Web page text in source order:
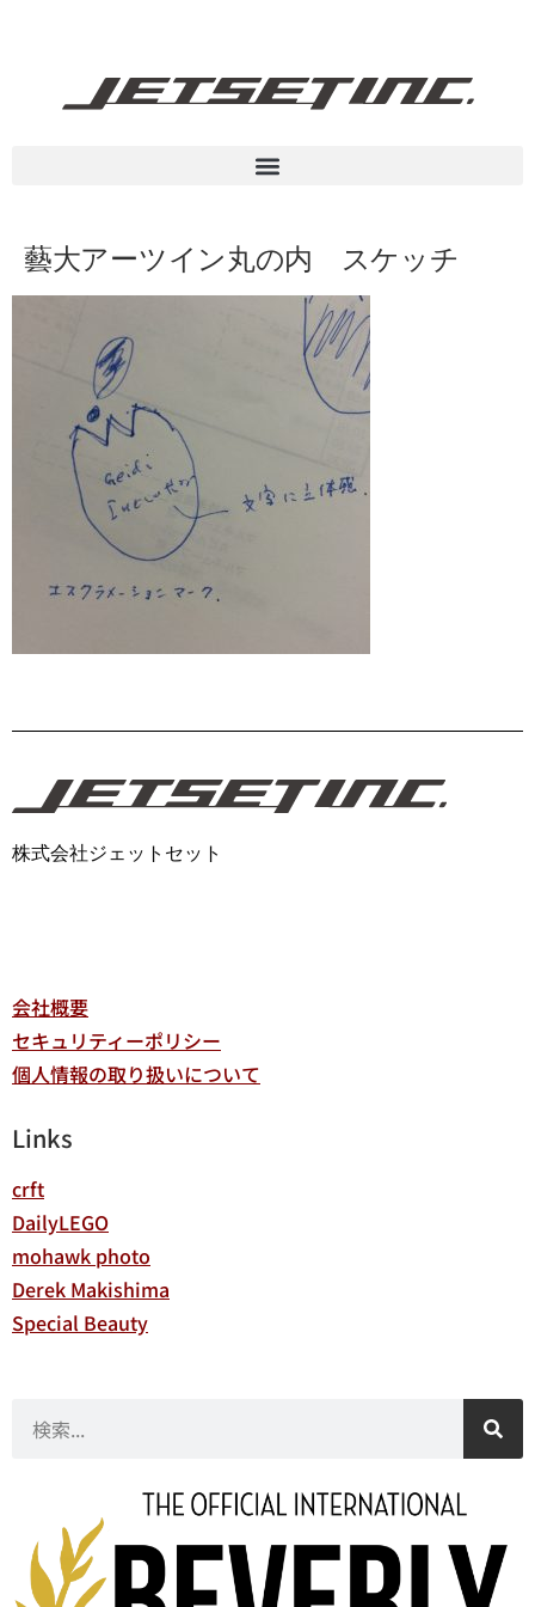
藝大アーツイン丸の内 スケッチ
株式会社ジェットセット
会社概要
セキュリティーポリシー
個人情報の取り扱いについて
Links
crft
DailyLEGO
mohawk photo
Derek Makishima
Special Beauty